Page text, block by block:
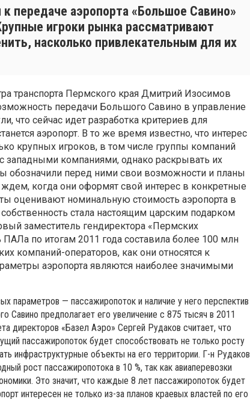
передаче аэропорта «Большое Савино»
игроки рынка рассматривают
насколько привлекательным для их
транспорта Пермского края Дмитрий Изосимов
передачи Большого Савино в управление
что сейчас идет разработка критериев для
аэропорт. В то же время известно, что интерес
крупных игроков, в том числе группы компаний
западными компаниями, однако раскрывать их
обозначили перед ними свои возможности и планы
когда они оформят свой интерес в конкретные
оценивают номинальную стоимость аэропорта в
стала настоящим царским подарком
заместитель гендиректора «Пермских
по итогам 2011 года составила более 100 млн
компаний-операторов, как они относятся к
аэропорта являются наиболее значимыми
параметров — пассажиропоток и наличие у него перспектив
Савино предполагает его увеличение с 875 тысяч в 2011
директоров «Базел Аэро» Сергей Рудаков считает, что
пассажиропоток будет способствовать не только росту
инфраструктурные объекты на его территории. Г-н Рудаков
рост пассажиропотока в 10 %, так как авиаперевозки
Это значит, что каждые 8 лет пассажиропоток будет
интересен не только из-за планов краевых властей по его